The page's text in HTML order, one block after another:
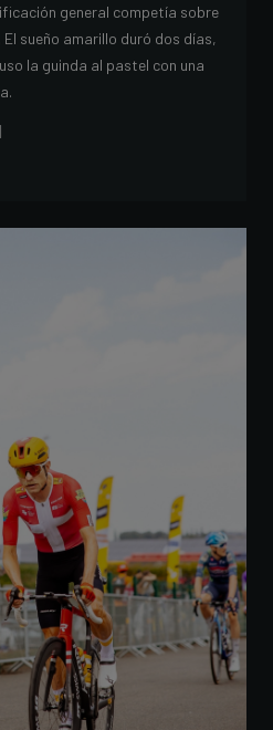
general competía sobre
sueño amarillo duró dos días,
la guinda al pastel con una